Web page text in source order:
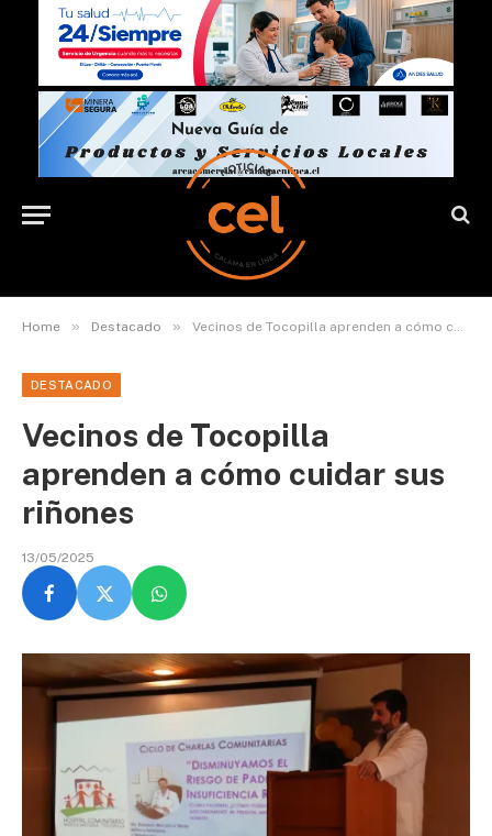
Home » Destacado » Vecinos de Tocopilla aprenden a cómo cuidar sus riñones
DESTACADO
Vecinos de Tocopilla
aprenden a cómo cuidar sus
riñones
13/05/2025